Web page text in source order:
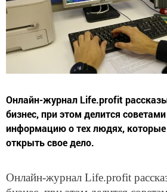
Онлайн-журнал Life.profit
бизнес, при этом делится
информацию о тех людях,
открыть свое дело.
Онлайн-журнал Life.profit